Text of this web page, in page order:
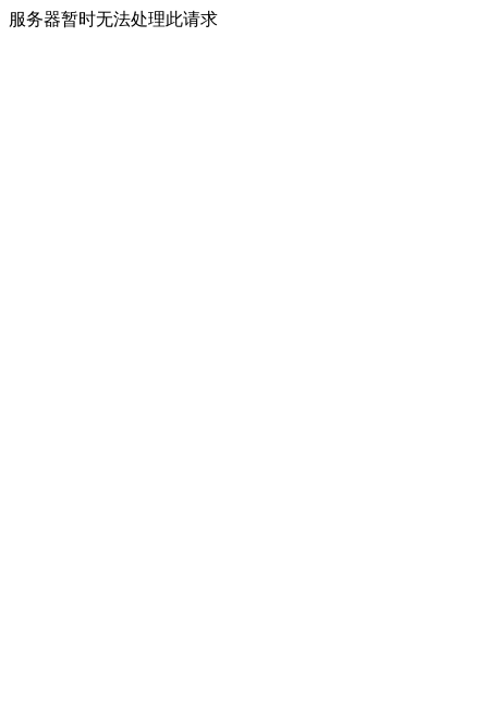
服务器暂时无法处理此请求